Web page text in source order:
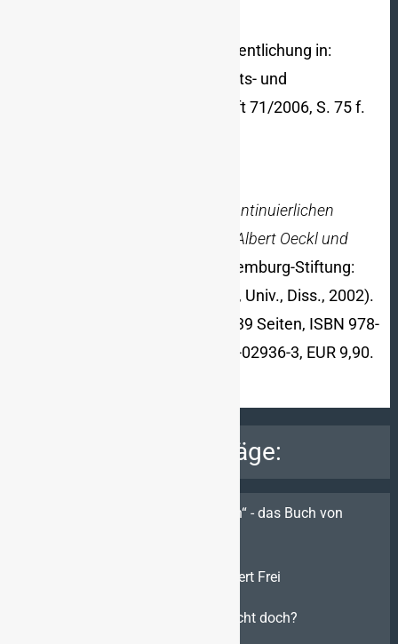
Erstveröffentlichung in:
Informationen für den Geschichts- und
Gemeinschaftskundelehrer, Heft 71/2006, S. 75 f.
„PR-Päpste“. Die kontinuierlichen
Karrieren von Carl Hundhausen, Albert Oeckl und
(= Rosa-Luxemburg-Stiftung:
Manuskripte 37. Zugl.: Marburg, Univ., Diss., 2002).
Karl Dietz Verlag, Berlin 2003, 239 Seiten, ISBN 978-
3-320-02936-4 oder ISBN 3-320-02936-3, EUR 9,90.
Verwandte Beiträge:
Einhundert Jahre „Das dritte Reich“ - das Buch von
Karrieren im Zwielicht – von Norbert Frei
Das Ende der Geschichte – vielleicht doch?